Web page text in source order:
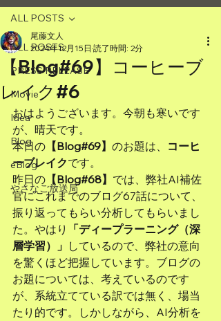
ALL POSTS
PRESS RELEASE
Movie
Idea
Blog
eBlog
やさなご放送局
ALL POSTS
【Blog#69】コーヒーブ
レイク#6
尾藤文人
2024年12月15日 読了時間: 2分
おはようございます。今朝も寒いです
が、晴天です。
本日の 【Blog#69】 のお題は、 コーヒ
ーブレイクです。
昨日の 【Blog#68】 では、弊社AI補佐
官にこれまでのブログ67話について、
振り返ってもらい分析してもらいまし
た。やはり
「ディープラーニング（深
層学習）」 しているので、弊社の意向
を驚くほど把握しています。ブログの
お題については、考えているのです
が、系統立てている訳では無く、場当
たり的です。しかしながら、AI分析を